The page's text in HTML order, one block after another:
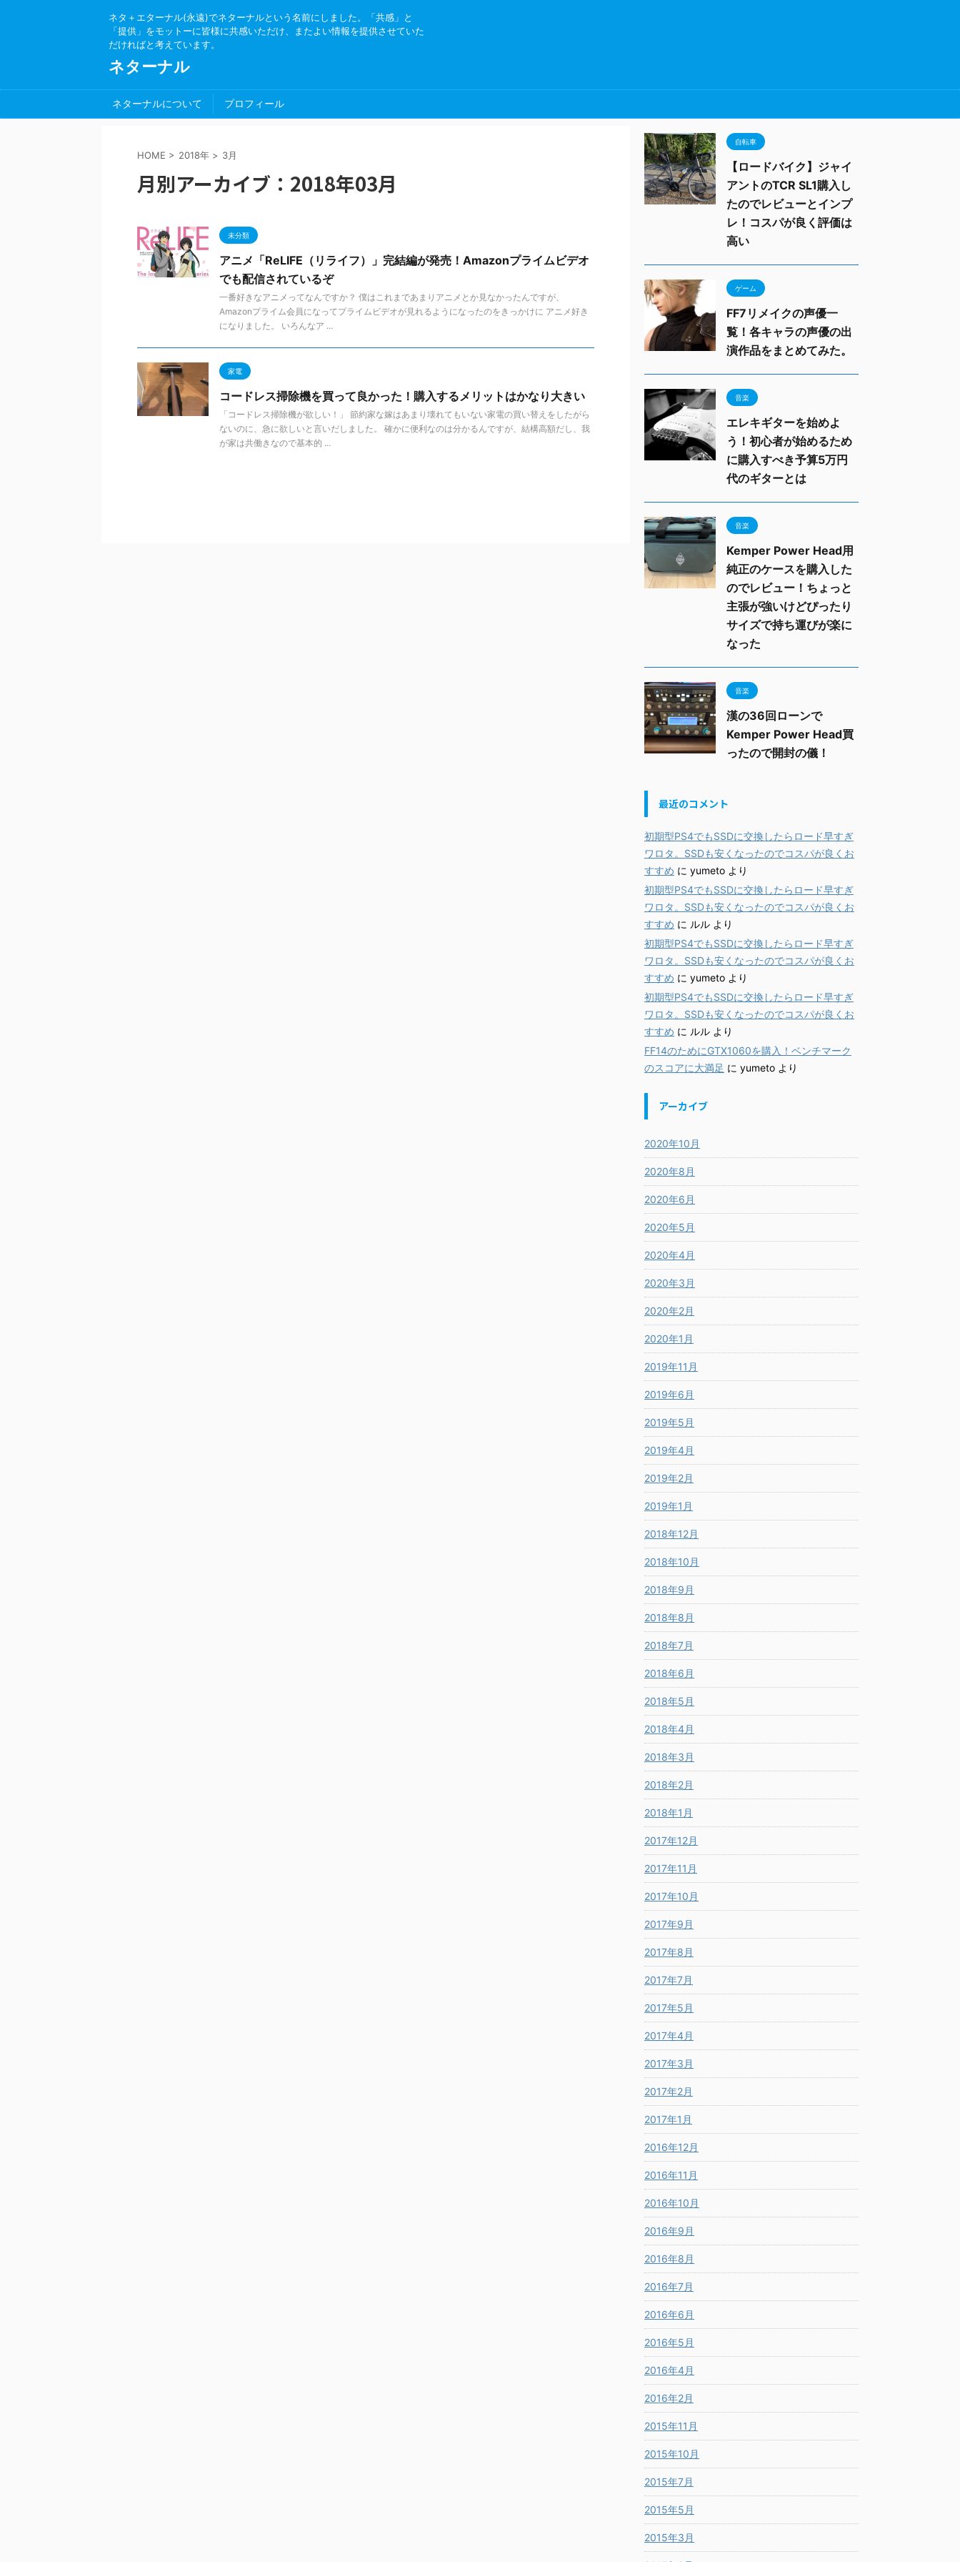
ネタ＋エターナル(永遠)でネターナルという名前にしました。「共感」と
「提供」をモットーに皆様に共感いただけ、またよい情報を提供させていた
だければと考えています。
ネターナル
ネターナルについて プロフィール
HOME > 2018年 > 3月
月別アーカイブ：2018年03月
未分類
アニメ「ReLIFE（リライフ）」完結編が発売！Amazonプライムビデオ
でも配信されているぞ
一番好きなアニメってなんですか？ 僕はこれまであまりアニメとか見なかったんですが、
Amazonプライム会員になってプライムビデオが見れるようになったのをきっかけに アニメ好き
になりました。 いろんなア ...
家電
コードレス掃除機を買って良かった！購入するメリットはかなり大きい
「コードレス掃除機が欲しい！」 節約家な嫁はあまり壊れてもいない家電の買い替えをしたがら
ないのに、急に欲しいと言いだしました。 確かに便利なのは分かるんですが、結構高額だし、我
が家は共働きなので基本的 ...
自転車
【ロードバイク】ジャイ
アントのTCR SL1購入し
たのでレビューとインプ
レ！コスパが良く評価は
高い
ゲーム
FF7リメイクの声優一
覧！各キャラの声優の出
演作品をまとめてみた。
音楽
エレキギターを始めよ
う！初心者が始めるため
に購入すべき予算5万円
代のギターとは
音楽
Kemper Power Head用
純正のケースを購入した
のでレビュー！ちょっと
主張が強いけどぴったり
サイズで持ち運びが楽に
なった
音楽
漢の36回ローンで
Kemper Power Head買
ったので開封の儀！
最近のコメント
初期型PS4でもSSDに交換したらロード早すぎ
ワロタ。SSDも安くなったのでコスパが良くお
すすめ に yumeto より
初期型PS4でもSSDに交換したらロード早すぎ
ワロタ。SSDも安くなったのでコスパが良くお
すすめ に ルル より
初期型PS4でもSSDに交換したらロード早すぎ
ワロタ。SSDも安くなったのでコスパが良くお
すすめ に yumeto より
初期型PS4でもSSDに交換したらロード早すぎ
ワロタ。SSDも安くなったのでコスパが良くお
すすめ に ルル より
FF14のためにGTX1060を購入！ベンチマーク
のスコアに大満足 に yumeto より
アーカイブ
2020年10月
2020年8月
2020年6月
2020年5月
2020年4月
2020年3月
2020年2月
2020年1月
2019年11月
2019年6月
2019年5月
2019年4月
2019年2月
2019年1月
2018年12月
2018年10月
2018年9月
2018年8月
2018年7月
2018年6月
2018年5月
2018年4月
2018年3月
2018年2月
2018年1月
2017年12月
2017年11月
2017年10月
2017年9月
2017年8月
2017年7月
2017年5月
2017年4月
2017年3月
2017年2月
2017年1月
2016年12月
2016年11月
2016年10月
2016年9月
2016年8月
2016年7月
2016年6月
2016年5月
2016年4月
2016年2月
2015年11月
2015年10月
2015年7月
2015年5月
2015年3月